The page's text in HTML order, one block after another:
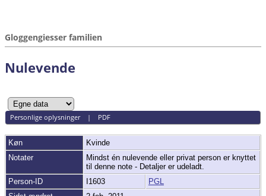
Gloggengiesser familien
Nulevende
Personlige oplysninger| PDF
Køn
Kvinde
Notater
Mindst én nulevende eller privat person er knyttet
til denne note - Detaljer er udeladt.
Person-ID
I1603
PGL